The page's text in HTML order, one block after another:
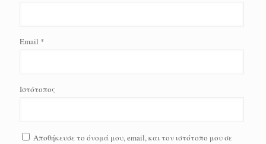
Email *
Ιστότοπος
Αποθήκευσε το όνομά μου, email, και τον ιστότοπο μου σε